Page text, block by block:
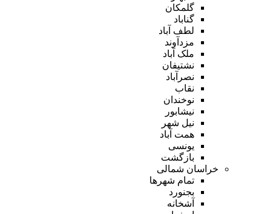
گلمکان
گناباد
لطف آباد
مزدآوند
ملک آباد
نشتیفان
نصرآباد
نقاب
نوخندان
نیشابور
نیل شهر
همت آباد
یونسی
بازگشت
خراسان شمالی
تمام شهر‌ها
بجنورد
آشخانه